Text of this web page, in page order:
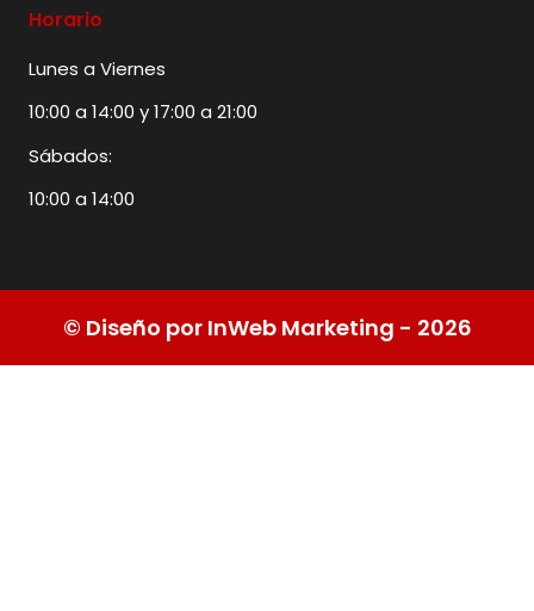
Horario
Lunes a Viernes
10:00 a 14:00 y 17:00 a 21:00
Sábados:
10:00 a 14:00
© Diseño por InWeb Marketing - 2026